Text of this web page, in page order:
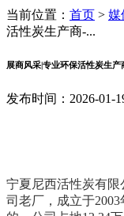
当前位置： 首页 > 媒
活性炭生产商-...
展商风采|专业环保活性炭生
发布时间：2026-01-
宁夏尼西活性炭有
司老厂，成立于